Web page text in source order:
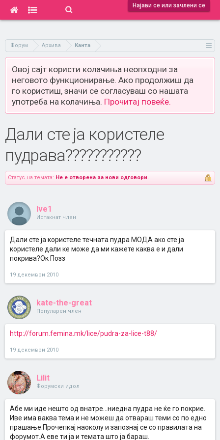
Најави се или зачлени се
Форум Архива Канта
Овој сајт користи колачиња неопходни за
неговото функционирање. Ако продолжиш да
го користиш, значи се согласуваш со нашата
употреба на колачиња. Прочитај повеќе.
Дали сте ја користеле
пудрава???????????
Статус на темата: Не е отворена за нови одговори.
Ive1
Истакнат член
Дали сте ја користеле течната пудра МОДА ако сте ја
користеле дали ке може да ми кажете каква е и дали
покрива?Ок Позз
19 декември 2010
kate-the-great
Популарен член
http://forum.femina.mk/lice/pudra-za-lice-t88/
19 декември 2010
Lilit
Форумски идол
Абе ми иде нешто од внатре...ниедна пудра не ќе го покрие.
Иве има ваква тема и не можеш да отвараш теми со по едно
прашање.Прочепкај наоколу и запознај се со правилата на
форумот.А еве ти ја и темата што ја бараш.